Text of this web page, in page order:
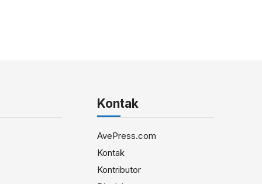
Kontak
AvePress.com
Kontak
Kontributor